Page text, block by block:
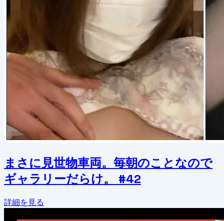
まさに見世物車両。毎朝のことなので
ギャラリーだらけ。 #42
詳細を見る